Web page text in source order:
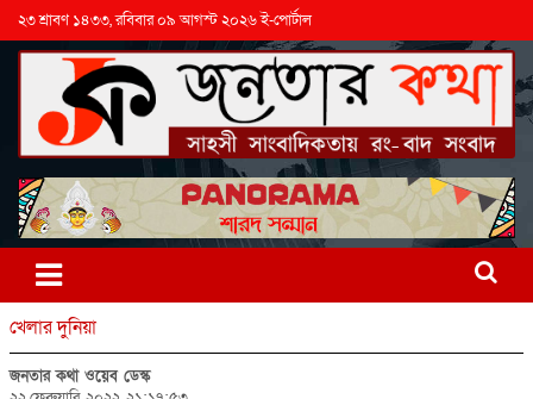
২৩ শ্রাবণ ১৪৩৩, রবিবার ০৯ আগস্ট ২০২৬ ই-পোর্টাল
খেলার দুনিয়া
জনতার কথা ওয়েব ডেস্ক